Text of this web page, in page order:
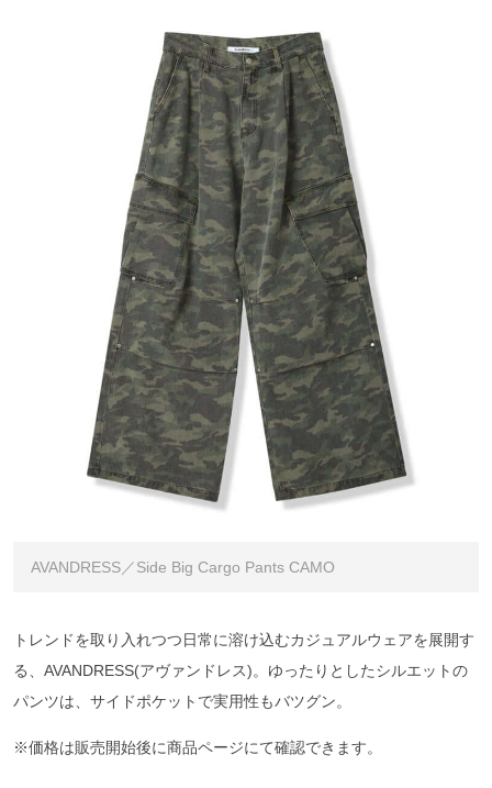
AVANDRESS／Side Big Cargo Pants CAMO
トレンドを取り入れつつ日常に溶け込むカジュアルウェアを展開す
る、AVANDRESS(アヴァンドレス)。ゆったりとしたシルエットの
パンツは、サイドポケットで実用性もバツグン。
※価格は販売開始後に商品ページにて確認できます。